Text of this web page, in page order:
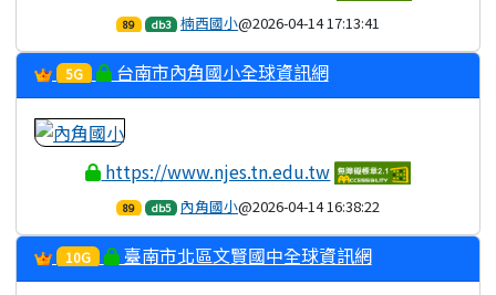
89 db3 楠西國小@2026-04-14 17:13:41
5G 台南市內角國小全球資訊網
https://www.njes.tn.edu.tw
89 db5 內角國小@2026-04-14 16:38:22
10G 臺南市北區文賢國中全球資訊網